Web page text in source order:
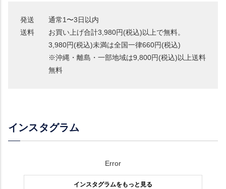
発送
通常1〜3日以内
送料
お買い上げ合計3,980円(税込)以上で無料。
3,980円(税込)未満は全国一律660円(税込)
※沖縄・離島・一部地域は9,800円(税込)以上送料
無料
インスタグラム
Error
インスタグラムをもっと見る